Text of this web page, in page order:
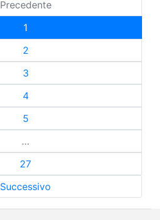
Precedente
1
2
3
4
5
…
27
Successivo